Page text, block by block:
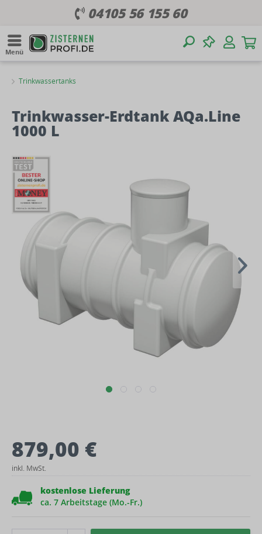
04105 56 155 60
Menü
Trinkwassertanks
Trinkwasser-Erdtank AQa.Line
1000 L
879,00 €
inkl. MwSt.
kostenlose Lieferung
ca. 7 Arbeitstage (Mo.-Fr.)